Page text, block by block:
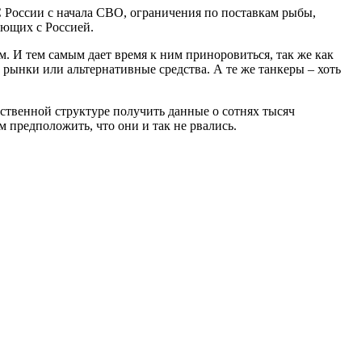
России с начала СВО, ограничения по поставкам рыбы,
с Россией.
И тем самым дает время к ним приноровиться, так же как
или альтернативные средства. А те же танкеры – хоть
структуре получить данные о сотнях тысяч
что они и так не рвались.